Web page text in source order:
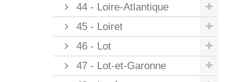
44 - Loire-Atlantique
45 - Loiret
46 - Lot
47 - Lot-et-Garonne